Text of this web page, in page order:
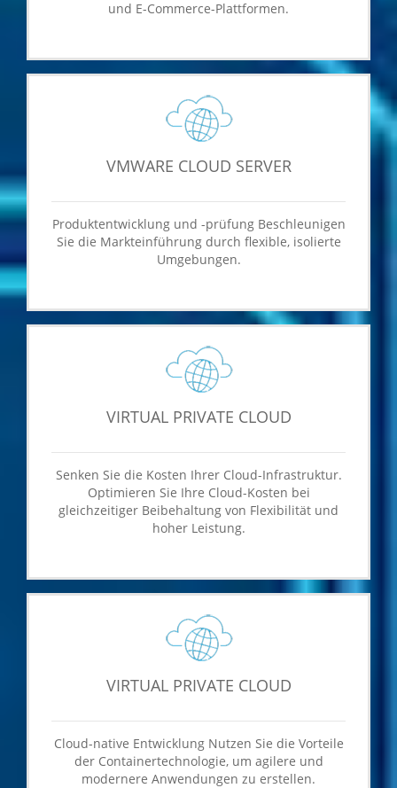
und E-Commerce-Plattformen.
VMWARE CLOUD SERVER
Produktentwicklung und -prüfung Beschleunigen
Sie die Markteinführung durch flexible, isolierte
Umgebungen.
VIRTUAL PRIVATE CLOUD
Senken Sie die Kosten Ihrer Cloud-Infrastruktur.
Optimieren Sie Ihre Cloud-Kosten bei
gleichzeitiger Beibehaltung von Flexibilität und
hoher Leistung.
VIRTUAL PRIVATE CLOUD
Cloud-native Entwicklung Nutzen Sie die Vorteile
der Containertechnologie, um agilere und
modernere Anwendungen zu erstellen.